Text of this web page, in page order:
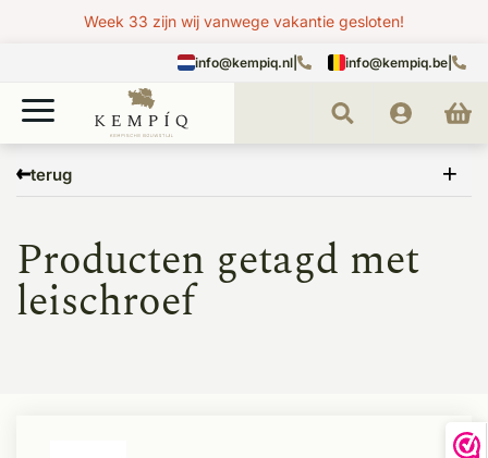
Week 33 zijn wij vanwege vakantie gesloten!
info@kempiq.nl info@kempiq.be
terug
leischroef
Producten getagd met
leischroef